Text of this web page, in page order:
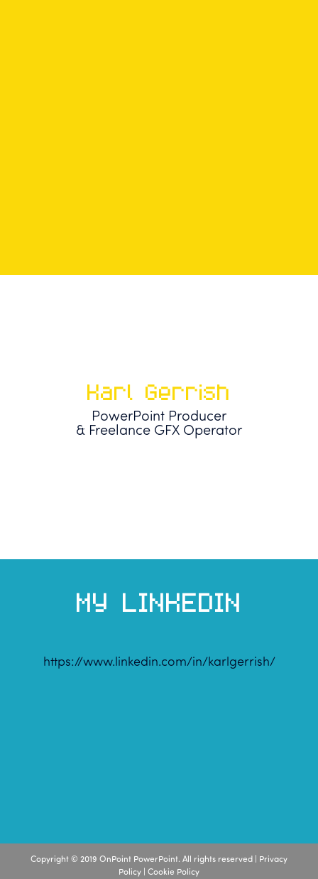
Karl Gerrish
PowerPoint Producer
& Freelance GFX Operator
MY LINKEDIN
https://www.linkedin.com/in/karlgerrish/
Copyright © 2019 OnPoint PowerPoint. All rights reserved | Privacy
Policy | Cookie Policy